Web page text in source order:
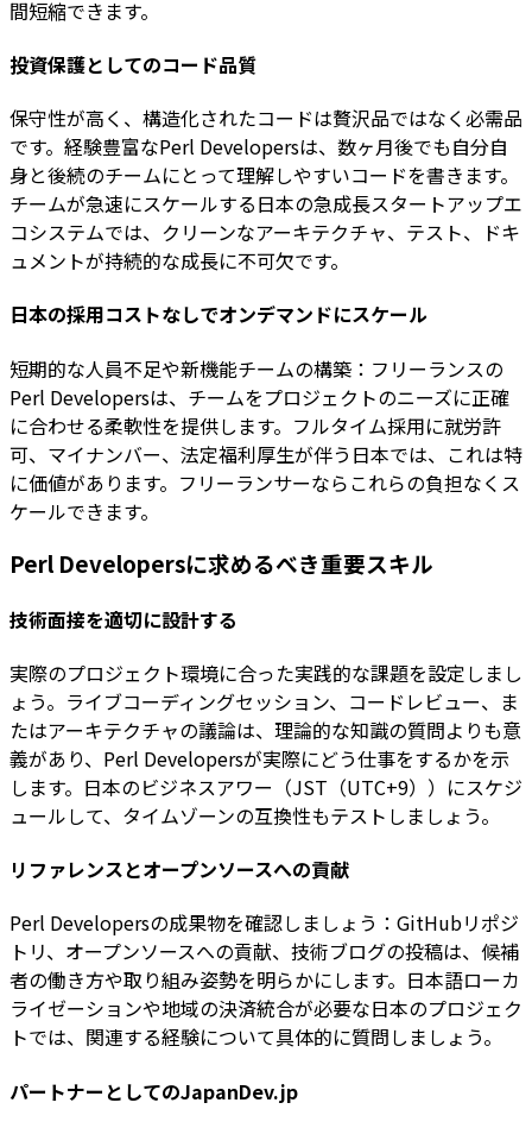
間短縮できます。
投資保護としてのコード品質
保守性が高く、構造化されたコードは贅沢品ではなく必需品
です。経験豊富なPerl Developersは、数ヶ月後でも自分自
身と後続のチームにとって理解しやすいコードを書きます。
チームが急速にスケールする日本の急成長スタートアップエ
コシステムでは、クリーンなアーキテクチャ、テスト、ドキ
ュメントが持続的な成長に不可欠です。
日本の採用コストなしでオンデマンドにスケール
短期的な人員不足や新機能チームの構築：フリーランスの
Perl Developersは、チームをプロジェクトのニーズに正確
に合わせる柔軟性を提供します。フルタイム採用に就労許
可、マイナンバー、法定福利厚生が伴う日本では、これは特
に価値があります。フリーランサーならこれらの負担なくス
ケールできます。
Perl Developersに求めるべき重要スキル
技術面接を適切に設計する
実際のプロジェクト環境に合った実践的な課題を設定しまし
ょう。ライブコーディングセッション、コードレビュー、ま
たはアーキテクチャの議論は、理論的な知識の質問よりも意
義があり、Perl Developersが実際にどう仕事をするかを示
します。日本のビジネスアワー（JST（UTC+9））にスケジ
ュールして、タイムゾーンの互換性もテストしましょう。
リファレンスとオープンソースへの貢献
Perl Developersの成果物を確認しましょう：GitHubリポジ
トリ、オープンソースへの貢献、技術ブログの投稿は、候補
者の働き方や取り組み姿勢を明らかにします。日本語ローカ
ライゼーションや地域の決済統合が必要な日本のプロジェク
トでは、関連する経験について具体的に質問しましょう。
パートナーとしてのJapanDev.jp